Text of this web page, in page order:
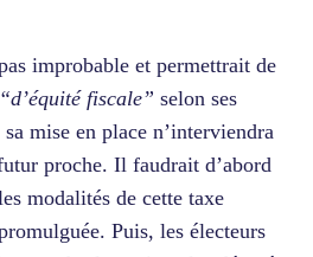
improbable et permettrait de
“d’équité fiscale” selon ses
mise en place n’interviendra
proche. Il faudrait d’abord
modalités de cette taxe
Puis, les électeurs